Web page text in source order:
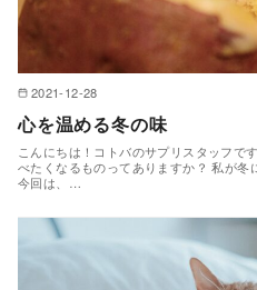
2021-12-28
心を温める冬の味
こんにちは！コトバのサプリスタッフで
べたくなるものってありますか？ 私が
今回は、…